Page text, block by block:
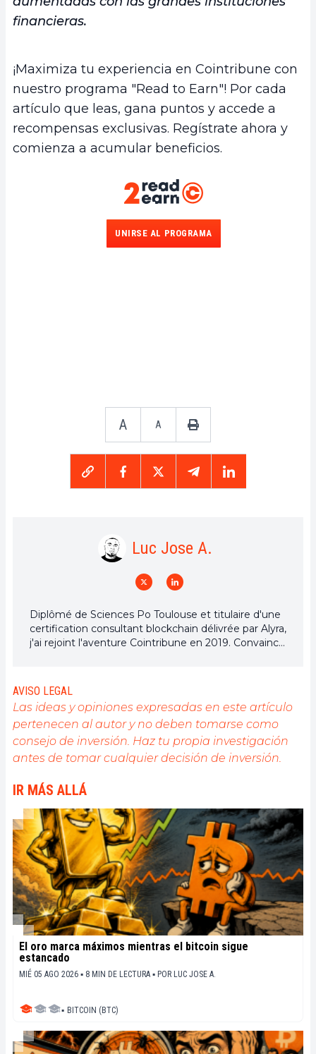
financieras.
¡Maximiza tu experiencia en Cointribune con
nuestro programa "Read to Earn"! Por cada
artículo que leas, gana puntos y accede a
recompensas exclusivas. Regístrate ahora y
comienza a acumular beneficios.
UNIRSE AL PROGRAMA
A A
Luc Jose A.
Diplômé de Sciences Po Toulouse et titulaire d'une
certification consultant blockchain délivrée par Alyra,
j'ai rejoint l'aventure Cointribune en 2019. Convaincu
l'engagement de sensibiliser et d'informer le grand
public sur cet écosystème en constante évolution.
Mon objectif est de permettre à chacun de mieux
comprendre la blockchain et de saisir les
opportunités qu'elle offre. Je m'efforce chaque jour
de fournir une analyse objective de l'actualité, de
dernières innovations technologiques et de mettre
en perspective les enjeux économiques et
sociétaux de cette révolution en marche.
AVISO LEGAL
Las ideas y opiniones expresadas en este artículo
pertenecen al autor y no deben tomarse como
consejo de inversión. Haz tu propia investigación
antes de tomar cualquier decisión de inversión.
IR MÁS ALLÁ
El oro marca máximos mientras el bitcoin sigue
estancado
MIÉ 05 AGO 2026 ▪ 8 MIN DE LECTURA ▪ POR LUC JOSE A.
▪ BITCOIN (BTC)